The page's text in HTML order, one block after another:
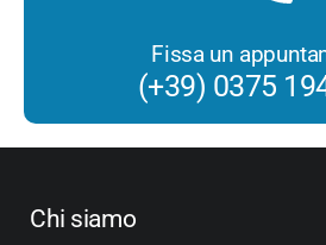
Fissa un
(+39) 0375
Chi siamo